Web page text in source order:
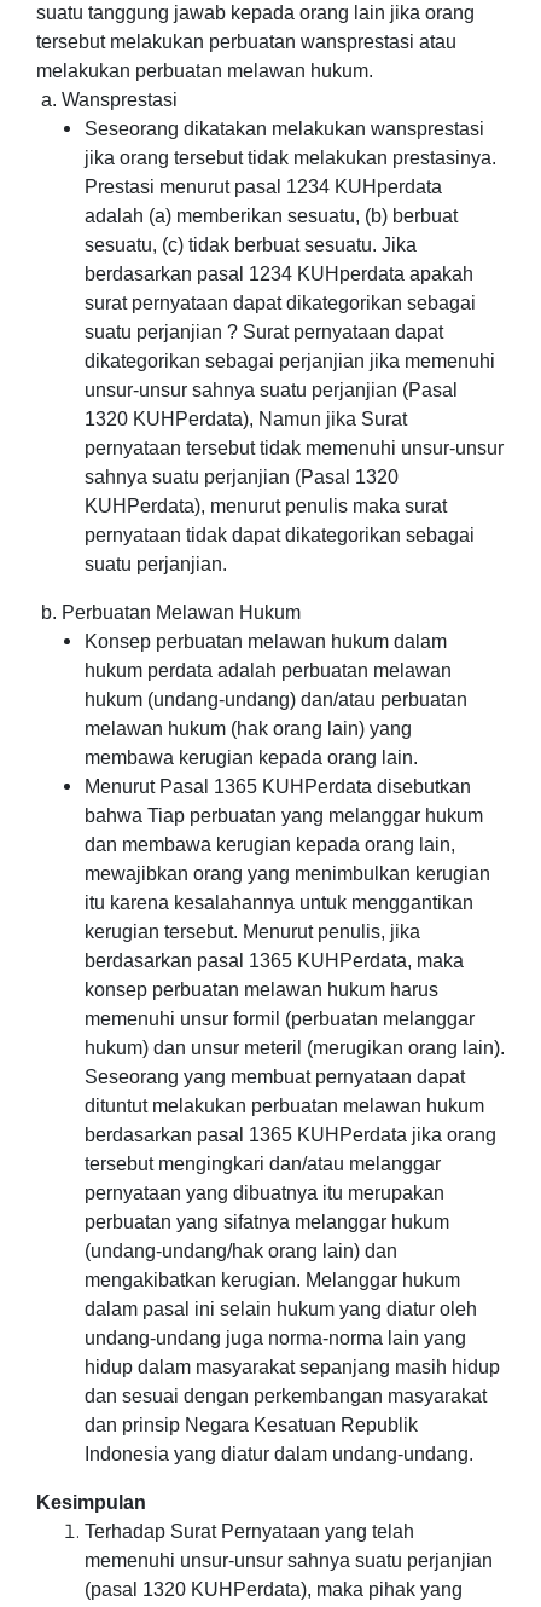
suatu tanggung jawab kepada orang lain jika orang
tersebut melakukan perbuatan wansprestasi atau
melakukan perbuatan melawan hukum.
a. Wansprestasi
Seseorang dikatakan melakukan wansprestasi
jika orang tersebut tidak melakukan prestasinya.
Prestasi menurut pasal 1234 KUHperdata
adalah (a) memberikan sesuatu, (b) berbuat
sesuatu, (c) tidak berbuat sesuatu. Jika
berdasarkan pasal 1234 KUHperdata apakah
surat pernyataan dapat dikategorikan sebagai
suatu perjanjian ? Surat pernyataan dapat
dikategorikan sebagai perjanjian jika memenuhi
unsur-unsur sahnya suatu perjanjian (Pasal
1320 KUHPerdata), Namun jika Surat
pernyataan tersebut tidak memenuhi unsur-unsur
sahnya suatu perjanjian (Pasal 1320
KUHPerdata), menurut penulis maka surat
pernyataan tidak dapat dikategorikan sebagai
suatu perjanjian.
b. Perbuatan Melawan Hukum
Konsep perbuatan melawan hukum dalam
hukum perdata adalah perbuatan melawan
hukum (undang-undang) dan/atau perbuatan
melawan hukum (hak orang lain) yang
membawa kerugian kepada orang lain.
Menurut Pasal 1365 KUHPerdata disebutkan
bahwa Tiap perbuatan yang melanggar hukum
dan membawa kerugian kepada orang lain,
mewajibkan orang yang menimbulkan kerugian
itu karena kesalahannya untuk menggantikan
kerugian tersebut. Menurut penulis, jika
berdasarkan pasal 1365 KUHPerdata, maka
konsep perbuatan melawan hukum harus
memenuhi unsur formil (perbuatan melanggar
hukum) dan unsur meteril (merugikan orang lain).
Seseorang yang membuat pernyataan dapat
dituntut melakukan perbuatan melawan hukum
berdasarkan pasal 1365 KUHPerdata jika orang
tersebut mengingkari dan/atau melanggar
pernyataan yang dibuatnya itu merupakan
perbuatan yang sifatnya melanggar hukum
(undang-undang/hak orang lain) dan
mengakibatkan kerugian. Melanggar hukum
dalam pasal ini selain hukum yang diatur oleh
undang-undang juga norma-norma lain yang
hidup dalam masyarakat sepanjang masih hidup
dan sesuai dengan perkembangan masyarakat
dan prinsip Negara Kesatuan Republik
Indonesia yang diatur dalam undang-undang.
Kesimpulan
Terhadap Surat Pernyataan yang telah
memenuhi unsur-unsur sahnya suatu perjanjian
(pasal 1320 KUHPerdata), maka pihak yang